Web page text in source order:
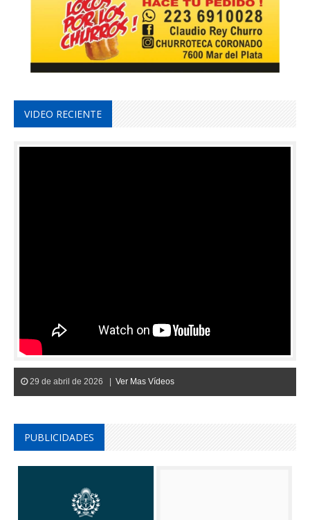
VIDEO RECIENTE
29 de abril de 2026 | Ver Mas Vídeos
PUBLICIDADES